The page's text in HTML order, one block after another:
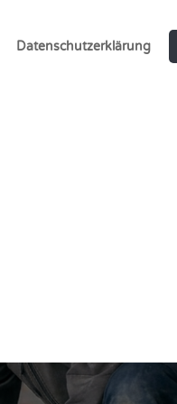
Datenschutzerklärung